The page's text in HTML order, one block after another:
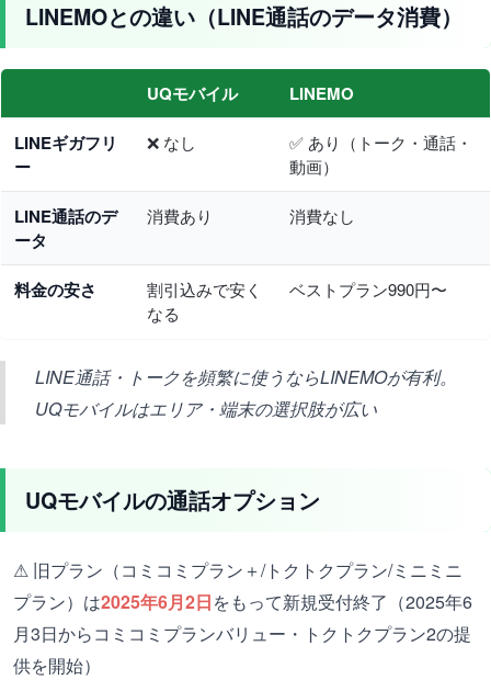
LINEMOとの違い（LINE通話のデータ消費）
UQモバイル LINEMO
LINEギガフリ
ー
❌ なし
✅ あり（トーク・通話・
動画）
LINE通話のデ
ータ
消費あり 消費なし
料金の安さ
割引込みで安く
なる
ベストプラン990円〜
LINE通話・トークを頻繁に使うならLINEMOが有利。
UQモバイルはエリア・端末の選択肢が広い
UQモバイルの通話オプション
⚠ 旧プラン（コミコミプラン＋/トクトクプラン/ミニミニ
プラン）は2025年6月2日をもって新規受付終了（2025年6
月3日からコミコミプランバリュー・トクトクプラン2の提
供を開始）